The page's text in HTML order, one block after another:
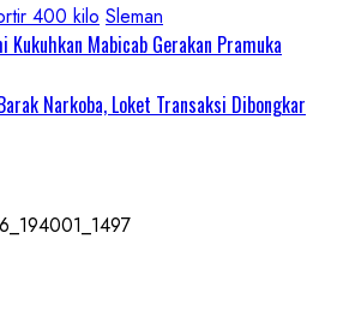
400 kilo Sleman
Kukuhkan Mabicab Gerakan Pramuka
Narkoba, Loket Transaksi Dibongkar